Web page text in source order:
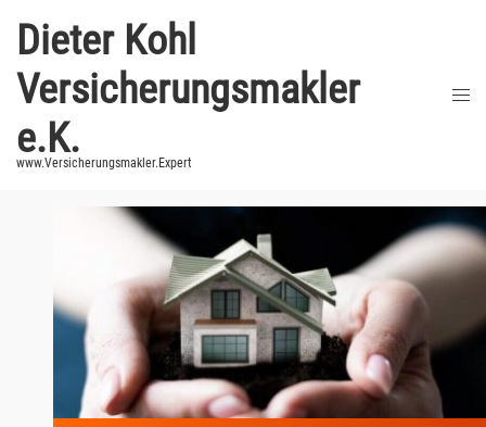
Inhalt
springen
Dieter Kohl
Versicherungsmakler
e.K.
www.Versicherungsmakler.Expert